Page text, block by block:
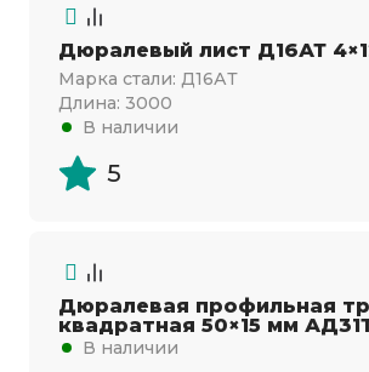
Дюралевый лист Д16АТ
Марка стали: Д16АТ
Длина: 3000
В наличии
5
Дюралевая профильная
квадратная 50×15 мм
В наличии